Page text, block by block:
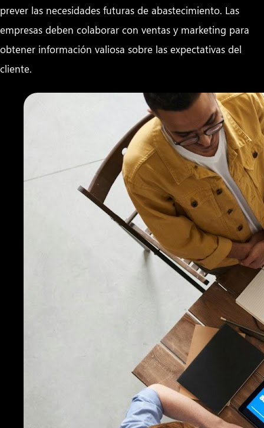
prever las necesidades futuras de abastecimiento. Las
empresas deben colaborar con ventas y marketing para
obtener información valiosa sobre las expectativas del
cliente.